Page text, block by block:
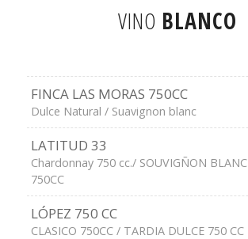
VINO BLANCO
FINCA LAS MORAS 750CC
Dulce Natural / Suavignon blanc
LATITUD 33
Chardonnay 750 cc./ SOUVIGÑON BLANC
750CC
LÓPEZ 750 CC
CLASICO 750CC / TARDIA DULCE 750 CC